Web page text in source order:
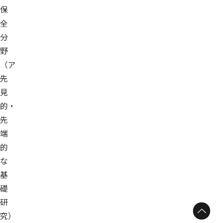
保
全
分
野
（ア
先
見
的・
先
端
的
な
基
礎
研
究）